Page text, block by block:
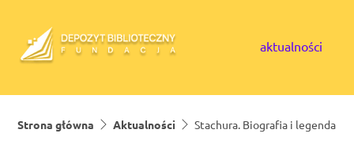
aktualności
Strona główna Aktualności Stachura. Biografia i legenda